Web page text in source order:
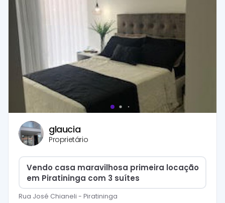
glaucia
Proprietário
Vendo casa maravilhosa primeira locação
em Piratininga com 3 suítes
Rua José Chianeli - Piratininga